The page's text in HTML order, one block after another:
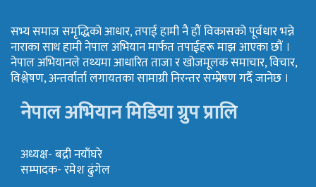
सभ्य समाज समृद्धिको आधार, तपाई हामी नै हौं विकासको पूर्वधार भन्ने
नाराका साथ हामी नेपाल अभियान मार्फत तपाईहरू माझ आएका छौं ।
नेपाल अभियानले तथ्यमा आधारित ताजा र खोजमूलक समाचार, विचार,
विश्लेषण, अन्तर्वार्ता लगायतका सामाग्री निरन्तर सम्प्रेषण गर्दै जानेछ ।
नेपाल अभियान मिडिया ग्रुप प्रालि
अध्यक्ष- बद्री नयाँघरे
सम्पादक- रमेश ढुंगेल